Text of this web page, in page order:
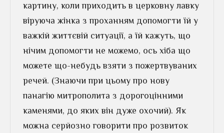
картину, коли приходить в церковну лавку
віруюча жінка з проханням допомогти їй у
важкій життєвій ситуації, а їй кажуть, що
нічим допомогти не можемо, ось хіба що
можете що-небудь взяти з пожертвуваних
речей. (Знаючи при цьому про нову
панагію митрополита з дорогоцінними
каменями, до яких він дуже охочий). Як
можна серйозно говорити про розвиток